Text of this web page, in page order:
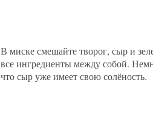
В миске смешайте творог, сыр и
все ингредиенты между собой.
что сыр уже имеет свою солёность.